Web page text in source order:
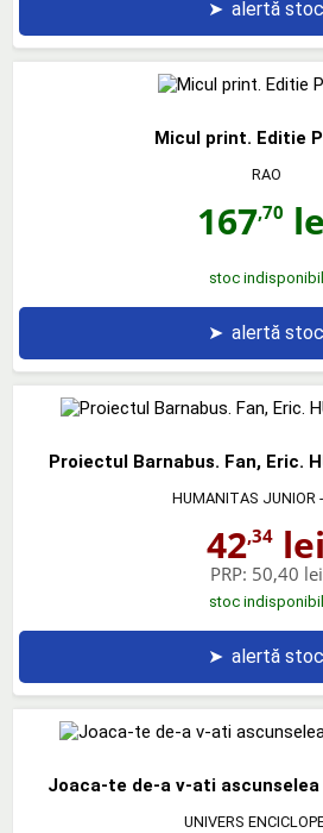
➤ alertă stoc
Micul print. Editie
RAO
167,70
stoc indisponibil
➤ alertă stoc
Proiectul Barnabus. Fan, Eric.
HUMANITAS JUNIOR
42,34 lei
PRP: 50,40 lei
stoc indisponibil
➤ alertă stoc
Joaca-te de-a v-ati ascunselea
UNIVERS